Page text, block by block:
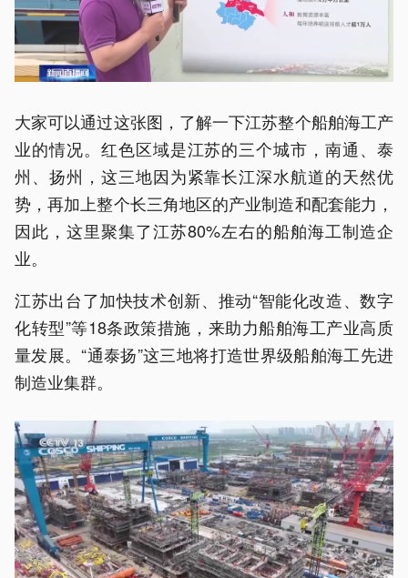
大家可以通过这张图，了解一下江苏整个船舶海工产
业的情况。红色区域是江苏的三个城市，南通、泰
州、扬州，这三地因为紧靠长江深水航道的天然优
势，再加上整个长三角地区的产业制造和配套能力，
因此，这里聚集了江苏80%左右的船舶海工制造企
业。
江苏出台了加快技术创新、推动“智能化改造、数字
化转型”等18条政策措施，来助力船舶海工产业高质
量发展。“通泰扬”这三地将打造世界级船舶海工先进
制造业集群。